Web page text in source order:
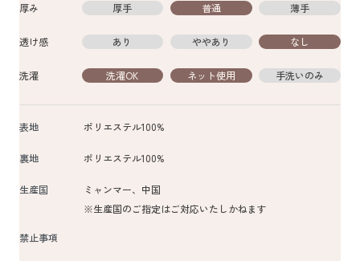
厚み 厚手 普通 薄手
透け感 あり ややあり なし
洗濯 洗濯OK ネット使用 手洗いのみ
表地 ポリエステル100%
裏地 ポリエステル100%
生産国
ミャンマー、中国
※生産国のご指定はご対応いたしかねます
禁止事項